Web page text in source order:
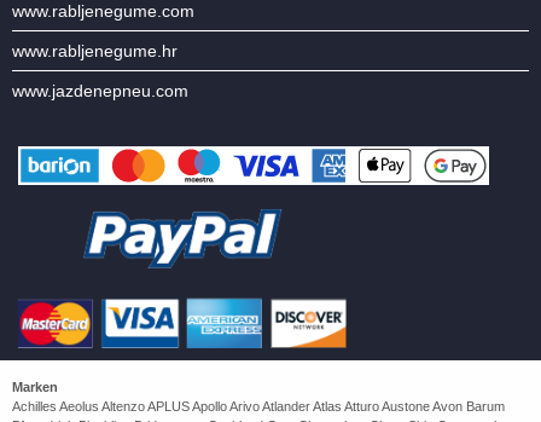
www.rabljenegume.com
www.rabljenegume.hr
www.jazdenepneu.com
Marken
Achilles Aeolus Altenzo APLUS Apollo Arivo Atlander Atlas Atturo Austone Avon Barum